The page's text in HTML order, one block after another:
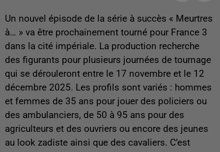
Un nouvel épisode de la série à succès « Meurtres
à… » va être prochainement tourné pour France 3
dans la cité impériale. La production recherche
des figurants pour plusieurs journées de tournage
qui se dérouleront entre le 17 novembre et le 12
décembre 2025. Les profils sont variés : hommes
et femmes de 35 ans pour jouer des policiers ou
des ambulanciers, de 50 à 95 ans pour des
agriculteurs et des ouvriers ou encore des jeunes
au look zadiste ainsi que des cavaliers. C’est